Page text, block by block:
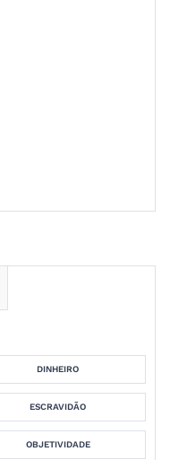
DINHEIRO
ESCRAVIDÃO
OBJETIVIDADE